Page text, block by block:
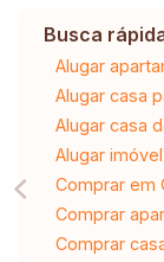
Busca
Alugar
Alugar casa
Alugar casa
Alugar
Comprar em
Comprar
Comprar